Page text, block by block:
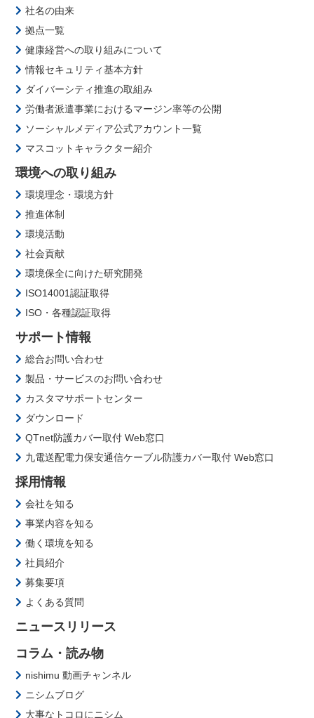
社名の由来
拠点一覧
健康経営への取り組みについて
情報セキュリティ基本方針
ダイバーシティ推進の取組み
労働者派遣事業におけるマージン率等の公開
ソーシャルメディア公式アカウント一覧
マスコットキャラクター紹介
環境への取り組み
環境理念・環境方針
推進体制
環境活動
社会貢献
環境保全に向けた研究開発
ISO14001認証取得
ISO・各種認証取得
サポート情報
総合お問い合わせ
製品・サービスのお問い合わせ
カスタマサポートセンター
ダウンロード
QTnet防護カバー取付 Web窓口
九電送配電力保安通信ケーブル防護カバー取付 Web窓口
採用情報
会社を知る
事業内容を知る
働く環境を知る
社員紹介
募集要項
よくある質問
ニュースリリース
コラム・読み物
nishimu 動画チャンネル
ニシムブログ
大事なトコロにニシム